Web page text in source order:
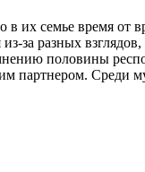
в их семье время
за разных
половины
партнером. Среди